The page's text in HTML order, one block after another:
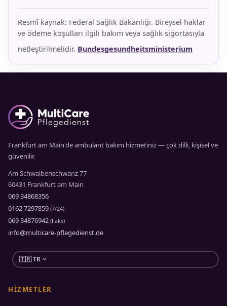
Resmî kaynak: Federal Sağlık Bakanlığı. Bireysel haklar
ve ödeme koşulları ilgili bakım veya sağlık sigortasıyla
netleştirilmelidir. Bundesgesundheitsministerium
Frankfurt am Main'de ambulant bakım hizmetiniz — çok dilli, kişisel ve
güvenilir.
Am Schwalbenschwanz 77
60431 Frankfurt am Main
069 34868356
0162 7297859 (7/24)
069 34876942 (Faks)
info@multicare-pflegedienst.de
🇹🇷 TRexpand_more
HIZMETLER